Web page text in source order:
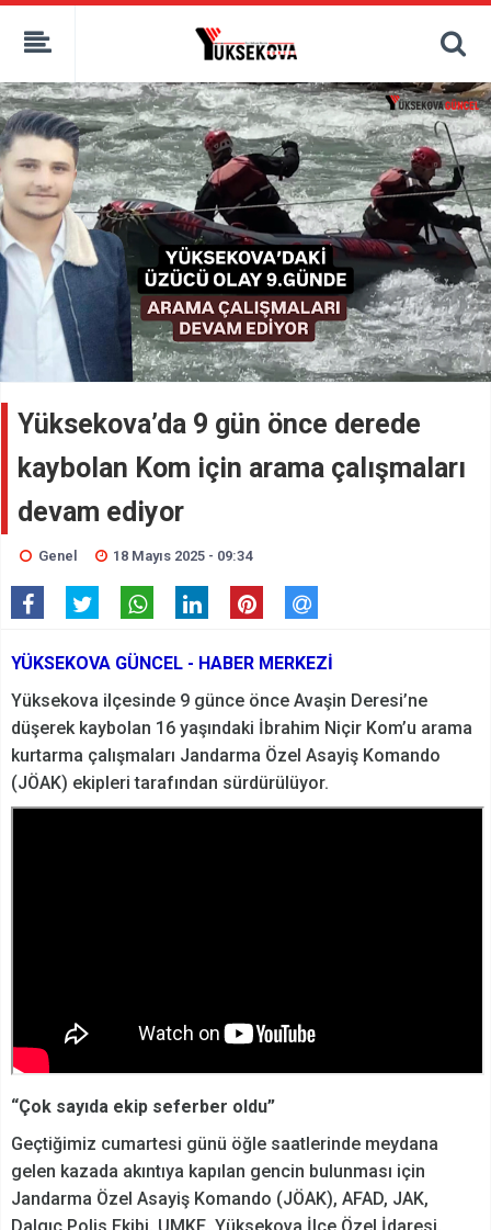
kaçak bahis
deneme bonusu
canlı bahis siteleri
deneme bonusu veren siteler
bahis siteleri
porno izle
Yüksekova’da 9 gün önce derede
kaybolan Kom için arama çalışmaları
devam ediyor
Genel 18 Mayıs 2025 - 09:34
YÜKSEKOVA GÜNCEL - HABER MERKEZİ
Yüksekova ilçesinde 9 günce önce Avaşin Deresi’ne
düşerek kaybolan 16 yaşındaki İbrahim Niçir Kom’u arama
kurtarma çalışmaları Jandarma Özel Asayiş Komando
(JÖAK) ekipleri tarafından sürdürülüyor.
“Çok sayıda ekip seferber oldu”
Geçtiğimiz cumartesi günü öğle saatlerinde meydana
gelen kazada akıntıya kapılan gencin bulunması için
Jandarma Özel Asayiş Komando (JÖAK), AFAD, JAK,